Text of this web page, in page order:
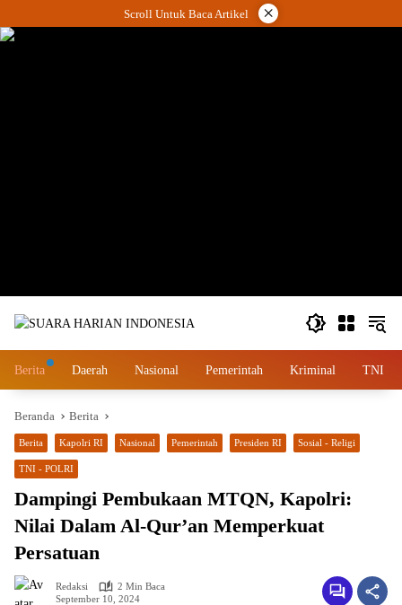
ke
Scroll Untuk Baca Artikel ×
Berita Daerah Nasional Pemerintah Kriminal TNI –
Beranda Berita
Berita Kapolri RI Nasional Pemerintah Presiden RI Sosial - Religi
TNI - POLRI
Dampingi Pembukaan MTQN, Kapolri:
Nilai Dalam Al-Qur’an Memperkuat
Persatuan
Redaksi
2 Min Baca
September 10, 2024